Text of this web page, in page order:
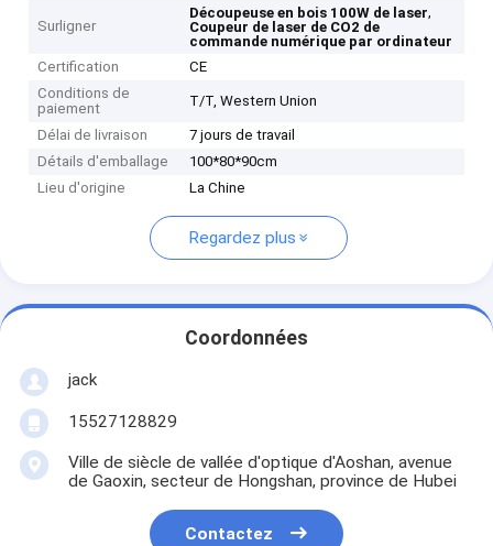
Surligner
Découpeuse en bois 100W de laser,
Coupeur de laser de CO2 de
commande numérique par ordinateur
Certification
CE
Conditions de
paiement
T/T, Western Union
Délai de livraison
7 jours de travail
Détails d'emballage
100*80*90cm
Lieu d'origine
La Chine
Regardez plus
Coordonnées
jack
15527128829
Ville de siècle de vallée d'optique d'Aoshan, avenue
de Gaoxin, secteur de Hongshan, province de Hubei
Contactez